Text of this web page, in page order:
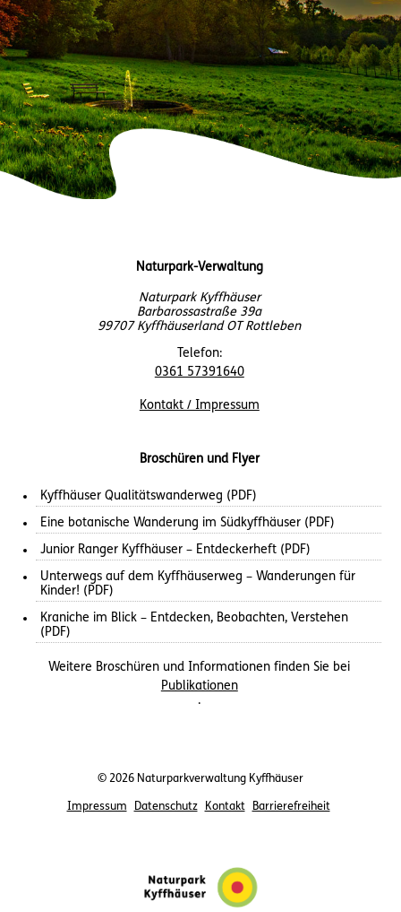
Naturpark-Verwaltung
Naturpark Kyffhäuser
Barbarossastraße 39a
99707 Kyffhäuserland OT Rottleben
Telefon:
0361 57391640
Kontakt / Impressum
Broschüren und Flyer
Kyffhäuser Qualitätswanderweg (PDF)
Eine botanische Wanderung im Südkyffhäuser (PDF)
Junior Ranger Kyffhäuser – Entdeckerheft (PDF)
Unterwegs auf dem Kyffhäuserweg – Wanderungen für
Kinder! (PDF)
Kraniche im Blick – Entdecken, Beobachten, Verstehen
(PDF)
Weitere Broschüren und Informationen finden Sie bei
Publikationen
.
© 2026 Naturparkverwaltung Kyffhäuser
Impressum Datenschutz Kontakt Barrierefreiheit